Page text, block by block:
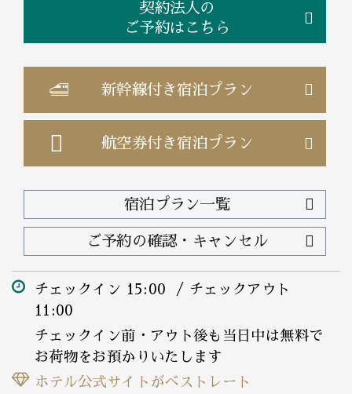
契約法人の
ご予約はこちら
新幹線付き宿泊プラン
航空券付き宿泊プラン
宿泊プラン一覧
ご予約の確認・キャンセル
チェックイン 15:00 / チェックアウト
11:00
チェックイン前・アウト後も当日中は無料で
お荷物をお預かりいたします
ホテル公式サイトがベストレート